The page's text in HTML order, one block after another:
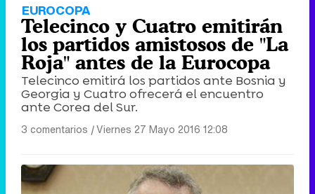
EUROCOPA
Telecinco y Cuatro emitirán
los partidos amistosos de "La
Roja" antes de la Eurocopa
Telecinco emitirá los partidos ante Bosnia y
Georgia y Cuatro ofrecerá el encuentro
ante Corea del Sur.
3 comentarios |Viernes 27 Mayo 2016 12:08